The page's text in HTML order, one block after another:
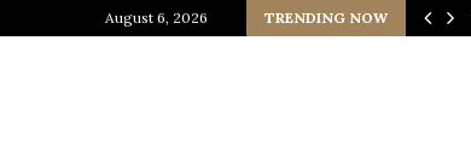
August 6, 2026 TRENDING NOW